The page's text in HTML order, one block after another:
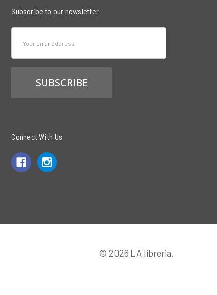
Subscribe to our newsletter
Connect With Us
© 2026 LA libreria.